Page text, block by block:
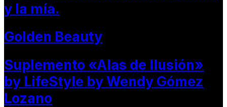
y la mía.
Golden Beauty
Suplemento «Alas de Ilusión»
by LifeStyle by Wendy Gómez
Lozano